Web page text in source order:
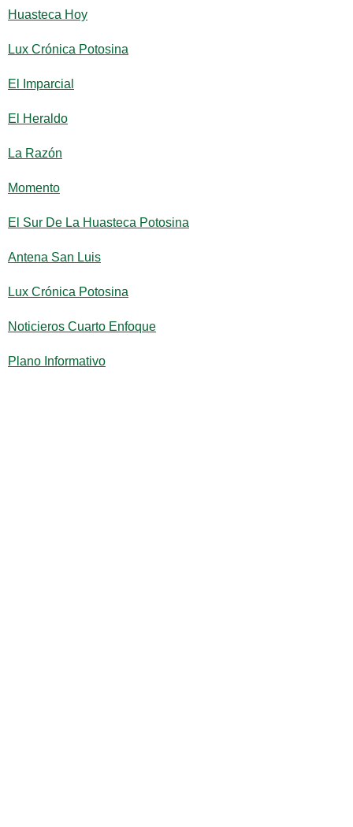
Huasteca Hoy
Lux Crónica Potosina
El Imparcial
El Heraldo
La Razón
Momento
El Sur De La Huasteca Potosina
Antena San Luis
Lux Crónica Potosina
Noticieros Cuarto Enfoque
Plano Informativo